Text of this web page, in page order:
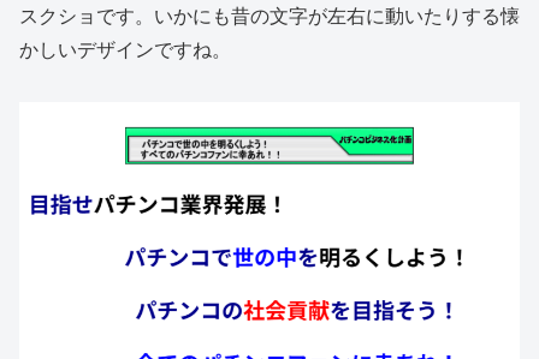
スクショです。いかにも昔の文字が左右に動いたりする懐
かしいデザインですね。